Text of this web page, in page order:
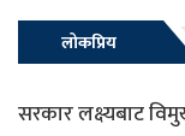
लोकप्रिय
सरकार लक्ष्यबाट